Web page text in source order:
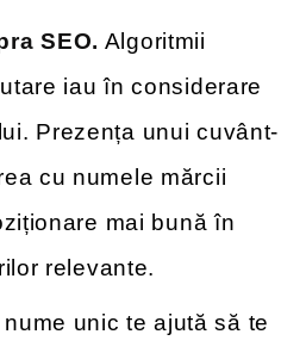
SEO. Algoritmii
iau în considerare
Prezența unui cuvânt-
cu numele mărcii
mai bună în
relevante.
nume unic te ajută să te